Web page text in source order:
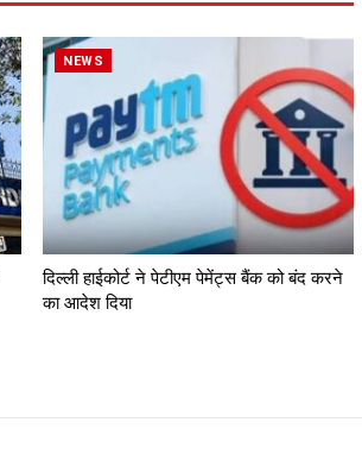
NEWS
दिल्ली हाईकोर्ट ने पेटीएम पेमेंट्स बैंक को बंद करने
का आदेश दिया